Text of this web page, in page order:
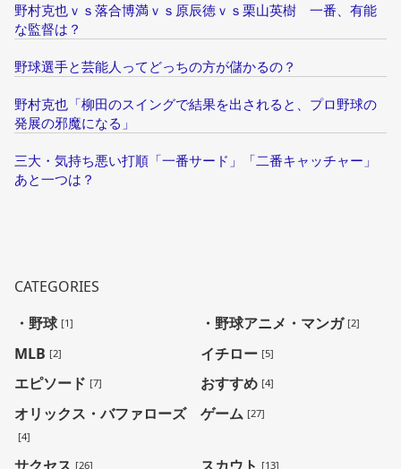
野村克也ｖｓ落合博満ｖｓ原辰徳ｖｓ栗山英樹 一番、有能
な監督は？
野球選手と芸能人ってどっちの方が儲かるの？
野村克也「柳田のスイングで結果を出されると、プロ野球の
発展の邪魔になる」
三大・気持ち悪い打順「一番サード」「二番キャッチャー」
あと一つは？
CATEGORIES
・野球 [1] ・野球アニメ・マンガ [2]
MLB [2] イチロー [5]
エピソード [7] おすすめ [4]
オリックス・バファローズ
[4]
ゲーム [27]
サクセス [26] スカウト [13]